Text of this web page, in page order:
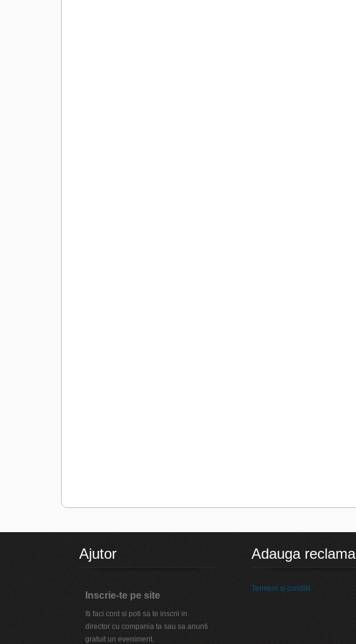
Ajutor
Inscrie-te pe site
Iti faci cont si poti sa te inscrii in
director cu compania ta sau sa anunti
gratuit un eveniment.
Adauga reclama
Termeni si conditii